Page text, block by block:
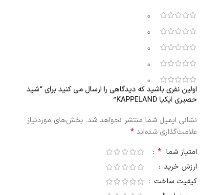
0
0
0
0
0
اولین نفری باشید که دیدگاهی را ارسال می کنید برای “شید
حصیری ایکیا KAPPELAND”
نشانی ایمیل شما منتشر نخواهد شد. بخش‌های موردنیاز
علامت‌گذاری شده‌اند *
امتیاز شما *
ارزش خرید
کیفیت ساخت